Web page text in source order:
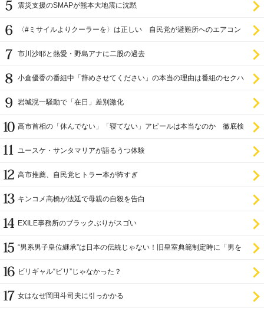
震災支援のSMAPが熊本大地震に沈黙
〈#ミサイルよりクーラーを〉は正しい 自民党が避難所へのエアコン
市川沙耶と熱愛・野島アナに二股の過去
小倉優香の番組中「辞めさせてください」の本当の理由は番組のセクハ
岩城滉一騒動で「在日」差別激化
高市首相の「休んでない」「寝てない」アピールは本当なのか 徹底検
ユースケ・サンタマリアが語るうつ体験
高市推薦、自民党ヒトラー本が怖すぎ
キンコメ高橋が法廷で母親の自殺を告白
EXILE事務所のブラックぶりがスゴい
“男系男子皇位継承”は日本の伝統じゃない！旧皇室典範制定時に「男を
ビリギャル“ビリ”じゃなかった？
女はなぜ岡田斗司夫に引っかかる